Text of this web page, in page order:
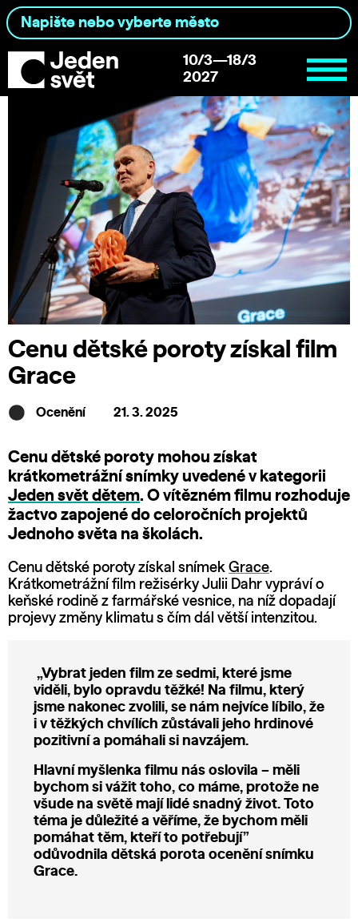
10/3—18/3
2027
Cenu dětské poroty získal film
Grace
Ocenění 21. 3. 2025
Cenu dětské poroty mohou získat
krátkometrážní snímky uvedené v kategorii
Jeden svět dětem. O vítězném filmu rozhoduje
žactvo zapojené do celoročních projektů
Jednoho světa na školách.
Cenu dětské poroty získal snímek Grace.
Krátkometrážní film režisérky Julii Dahr vypráví o
keňské rodině z farmářské vesnice, na níž dopadají
projevy změny klimatu s čím dál větší intenzitou.
„Vybrat jeden film ze sedmi, které jsme
viděli, bylo opravdu těžké! Na filmu, který
jsme nakonec zvolili, se nám nejvíce líbilo, že
i v těžkých chvílích zůstávali jeho hrdinové
pozitivní a pomáhali si navzájem.
Hlavní myšlenka filmu nás oslovila – měli
bychom si vážit toho, co máme, protože ne
všude na světě mají lidé snadný život. Toto
téma je důležité a věříme, že bychom měli
pomáhat těm, kteří to potřebují”
odůvodnila dětská porota ocenění snímku
Grace.